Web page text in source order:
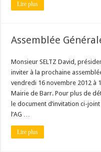
Lire plus
Assemblée
Monsieur SELTZ David,
inviter à la prochaine
vendredi 16 novembre 2012 à
Mairie de Barr. Pour plus de
le document d’invitation ci-
l’AG …
Lire plus